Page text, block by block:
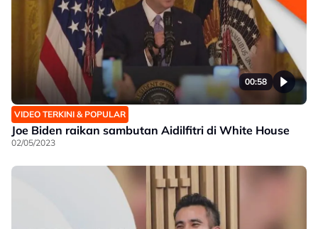
00:58
VIDEO TERKINI & POPULAR
Joe Biden raikan sambutan Aidilfitri di White House
02/05/2023